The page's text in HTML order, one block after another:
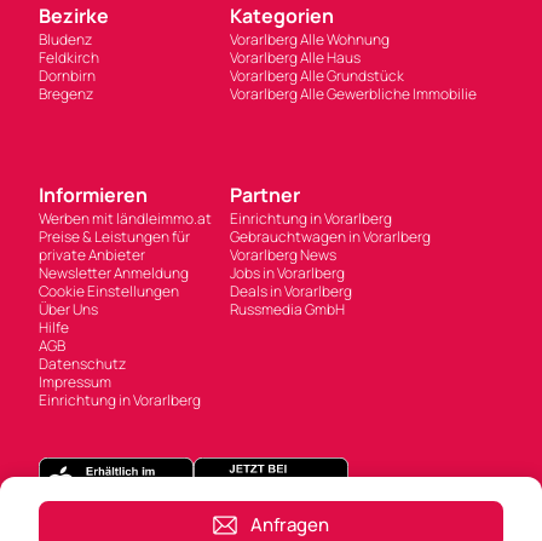
Anfragen
Bezirke
Bludenz
Feldkirch
Dornbirn
Bregenz
Kategorien
Vorarlberg Alle Wohnung
Vorarlberg Alle Haus
Vorarlberg Alle Grundstück
Vorarlberg Alle Gewerbliche Immobilie
Informieren
Werben mit ländleimmo.at
Preise & Leistungen für
private Anbieter
Newsletter Anmeldung
Cookie Einstellungen
Über Uns
Hilfe
AGB
Datenschutz
Impressum
Einrichtung in Vorarlberg
Partner
Einrichtung in Vorarlberg
Gebrauchtwagen in Vorarlberg
Vorarlberg News
Jobs in Vorarlberg
Deals in Vorarlberg
Russmedia GmbH